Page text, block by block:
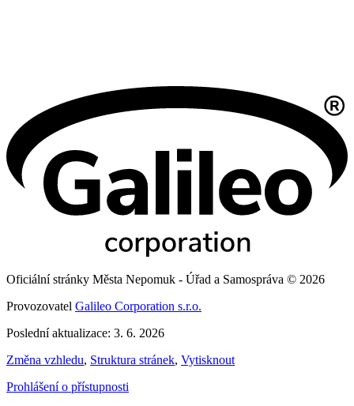
Oficiální stránky Města Nepomuk - Úřad a Samospráva © 2026
Provozovatel Galileo Corporation s.r.o.
Poslední aktualizace: 3. 6. 2026
Změna vzhledu, Struktura stránek, Vytisknout
Prohlášení o přístupnosti